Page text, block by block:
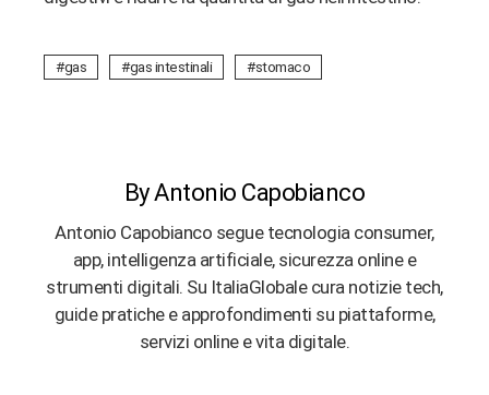
gas gas intestinali stomaco
By Antonio Capobianco
Antonio Capobianco segue tecnologia consumer,
app, intelligenza artificiale, sicurezza online e
strumenti digitali. Su ItaliaGlobale cura notizie tech,
guide pratiche e approfondimenti su piattaforme,
servizi online e vita digitale.